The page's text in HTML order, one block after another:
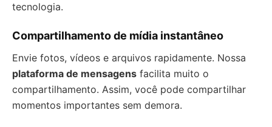
tecnologia.
Compartilhamento de mídia instantâneo
Envie fotos, vídeos e arquivos rapidamente. Nossa
plataforma de mensagens facilita muito o
compartilhamento. Assim, você pode compartilhar
momentos importantes sem demora.